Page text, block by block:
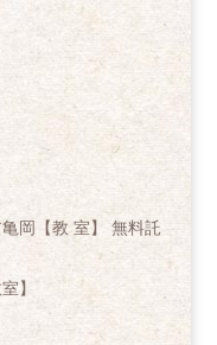
岡【教 室】 無料託
】